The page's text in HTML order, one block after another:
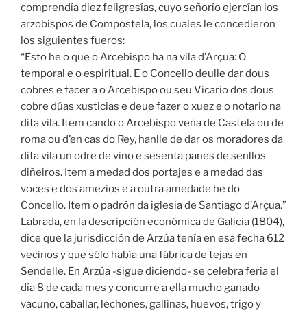
comprendía diez feligresías, cuyo señorío ejercían los
arzobispos de Compostela, los cuales le concedieron
los siguientes fueros:
“Esto he o que o Arcebispo ha na vila d’Arçua: O
temporal e o espiritual. E o Concello deulle dar dous
cobres e facer a o Arcebispo ou seu Vicario dos dous
cobre dúas xusticias e deue fazer o xuez e o notario na
dita vila. Item cando o Arcebispo veña de Castela ou de
roma ou d’en cas do Rey, hanlle de dar os moradores da
dita vila un odre de viño e sesenta panes de senllos
diñeiros. Item a medad dos portajes e a medad das
voces e dos amezios e a outra amedade he do
Concello. Item o padrón da iglesia de Santiago d’Arçua.”
Labrada, en la descripción económica de Galicia (1804),
dice que la jurisdicción de Arzúa tenía en esa fecha 612
vecinos y que sólo había una fábrica de tejas en
Sendelle. En Arzúa -sigue diciendo- se celebra feria el
día 8 de cada mes y concurre a ella mucho ganado
vacuno, caballar, lechones, gallinas, huevos, trigo y